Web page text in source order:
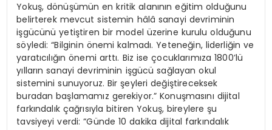
Yokuş, dönüşümün en kritik alanının eğitim olduğunu
belirterek mevcut sistemin hâlâ sanayi devriminin
işgücünü yetiştiren bir model üzerine kurulu olduğunu
söyledi: “Bilginin önemi kalmadı. Yeteneğin, liderliğin ve
yaratıcılığın önemi arttı. Biz ise çocuklarımıza 1800’lü
yılların sanayi devriminin işgücü sağlayan okul
sistemini sunuyoruz. Bir şeyleri değiştireceksek
buradan başlamamız gerekiyor.” Konuşmasını dijital
farkındalık çağrısıyla bitiren Yokuş, bireylere şu
tavsiyeyi verdi: “Günde 10 dakika dijital farkındalık